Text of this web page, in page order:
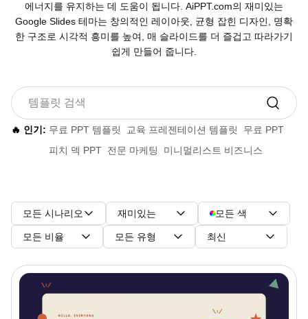
에너지를 유지하는 데 도움이 됩니다. AiPPT.com의 재미있는
Google Slides 테마는 창의적인 레이아웃, 균형 잡힌 디자인, 명확
한 구조로 시각적 흥미를 높여, 매 슬라이드를 더 즐겁고 따라가기
쉽게 만들어 줍니다.
🔥 인기: 무료 PPT 템플릿 교육 프레젠테이션 템플릿
무료 PPT
피치 덱 PPT 전문 마케팅 미니멀리스트 비즈니스
모든 시나리오 재미있는 모든 색
모든 비율 모든 유형 최신